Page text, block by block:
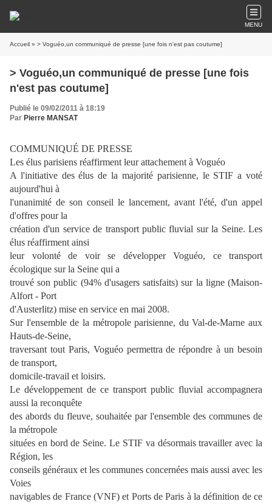
MENU
Accueil » > Voguéo,un communiqué de presse [une fois n'est pas coutume]
> Voguéo,un communiqué de presse [une fois
n'est pas coutume]
Publié le 09/02/2011 à 18:19
Par Pierre MANSAT
COMMUNIQUÉ DE PRESSE
Les élus parisiens réaffirment leur attachement à Voguéo
A l'initiative des élus de la majorité parisienne, le STIF a voté
aujourd'hui à
l'unanimité de son conseil le lancement, avant l'été, d'un appel
d'offres pour la
création d'un service de transport public fluvial sur la Seine. Les
élus réaffirment ainsi
leur volonté de voir se développer Voguéo, ce transport
écologique sur la Seine qui a
trouvé son public (94% d'usagers satisfaits) sur la ligne (Maison-
Alfort - Port
d'Austerlitz) mise en service en mai 2008.
Sur l'ensemble de la métropole parisienne, du Val-de-Marne aux
Hauts-de-Seine,
traversant tout Paris, Voguéo permettra de répondre à un besoin
de transport,
domicile-travail et loisirs.
Le développement de ce transport public fluvial accompagnera
aussi la reconquête
des abords du fleuve, souhaitée par l'ensemble des communes de
la métropole
situées en bord de Seine. Le STIF va désormais travailler avec la
Région, les
conseils généraux et les communes concernées mais aussi avec les
Voies
navigables de France (VNF) et Ports de Paris à la définition de ce